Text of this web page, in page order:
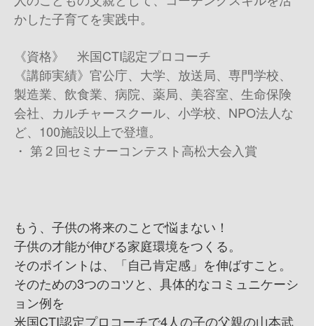
かした子育てを実践中。
《資格》 米国CTI認定プロコーチ
《講師実績》官公庁、大学、放送局、専門学校、
製造業、飲食業、病院、薬局、美容室、生命保険
会社、カルチャースクール、小学校、NPO法人な
ど、100施設以上で登壇。
・ 第２回セミナーコンテスト高松大会入賞
もう、子供の将来のことで悩まない！
子供の才能が伸びる家庭環境をつくる。
そのポイントは、「自己肯定感」を伸ばすこと。
そのための3つのコツと、具体的なコミュニケーシ
ョン例を
米国CTI認定プロコーチで4人の子の父親の山本武